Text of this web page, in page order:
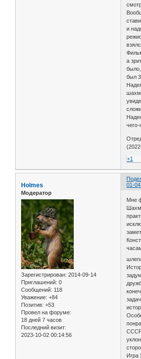
и
а
был
чего-
+1
01-
Holmes
Модератор
Зарегистрирован: 2014-09-14
Приглашений: 0
Сообщений: 118
Уважение: +84
Позитив: +53
Провел на форуме:
18 дней 7 часов
Последний визит:
2023-10-02 00:14:56
Мне
Игра